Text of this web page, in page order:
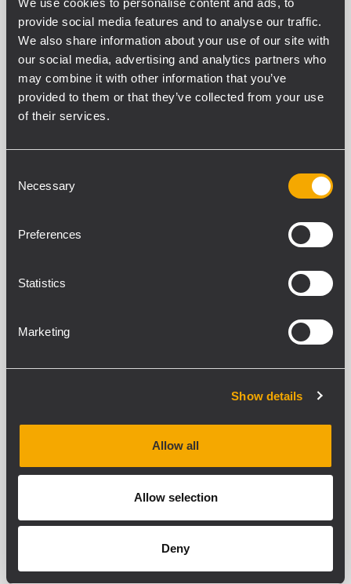
We use cookies to personalise content and ads, to
provide social media features and to analyse our traffic.
We also share information about your use of our site with
our social media, advertising and analytics partners who
may combine it with other information that you’ve
provided to them or that they’ve collected from your use
of their services.
Selection
Necessary
Preferences
Statistics
Marketing
Show details
Allow all
Allow selection
Deny
SERIES
Altavoces de montaje en
pared con perfil ultrabajo y
un diseño sencillo y discreto
dispositivos electrónicos
en aplicaciones de sonido en
FORUM 6000
Sistema de gran potencia y
una increíble versatilidad
convenciones y reuniones.